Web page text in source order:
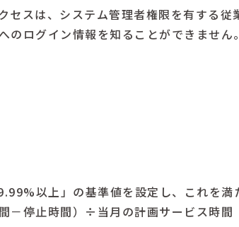
セスは、システム管理者権限を有する従
ログイン情報を知ることができません。
以上」の基準値を設定し、これを満
－停止時間）÷当月の計画サービス時間